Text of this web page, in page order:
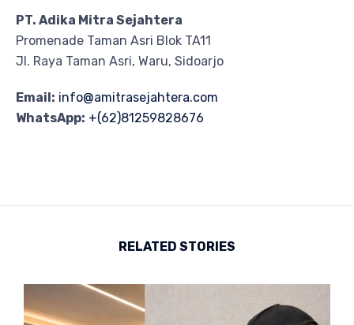
PT. Adika Mitra Sejahtera
Promenade Taman Asri Blok TA11
Jl. Raya Taman Asri, Waru, Sidoarjo
Email: info@amitrasejahtera.com
WhatsApp: +(62)81259828676
RELATED STORIES